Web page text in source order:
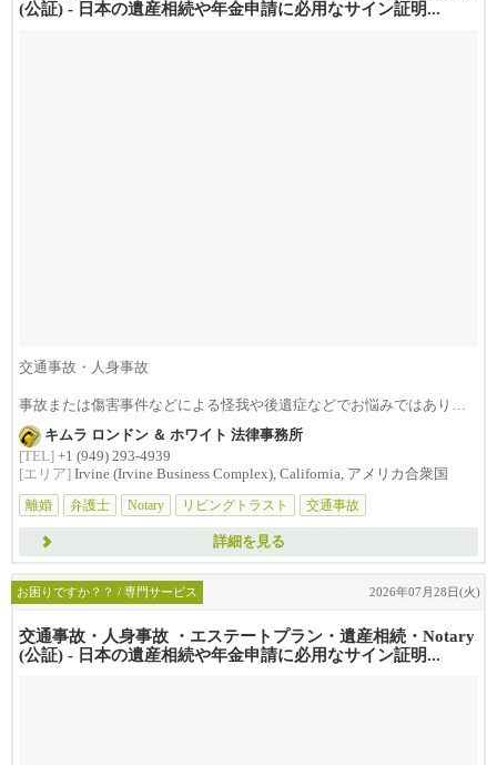
(公証) - 日本の遺産相続や年金申請に必用なサイン証明...
交通事故・人身事故
事故または傷害事件などによる怪我や後遺症などでお悩みではありま
せんか？損害賠償は治療費...
キムラ ロンドン ＆ ホワイト 法律事務所
[TEL] +1 (949) 293-4939
[エリア] Irvine (Irvine Business Complex), California, アメリカ合衆国
離婚
弁護士 Notary リビングトラスト 交通事故
詳細を見る
お困りですか？？ / 専門サービス 2026年07月28日(火)
交通事故・人身事故 ・エステートプラン・遺産相続・Notary
(公証) - 日本の遺産相続や年金申請に必用なサイン証明...